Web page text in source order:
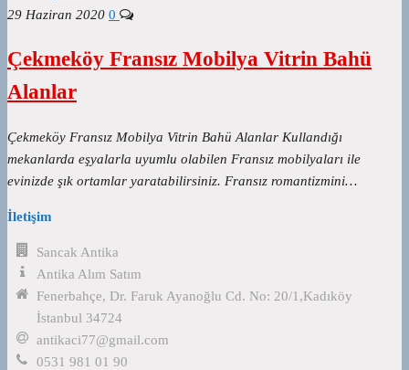
29 Haziran 2020 0
Çekmeköy Fransız Mobilya Vitrin Bahü
Alanlar
Çekmeköy Fransız Mobilya Vitrin Bahü Alanlar Kullandığı
mekanlarda eşyalarla uyumlu olabilen Fransız mobilyaları ile
evinizde şık ortamlar yaratabilirsiniz. Fransız romantizmini…
İletişim
Sancak Antika
Antika Alım Satım
Fenerbahçe, Dr. Faruk Ayanoğlu Cd. No: 20/1,Kadıköy
İstanbul 34724
antikaci77@gmail.com
0531 981 01 90